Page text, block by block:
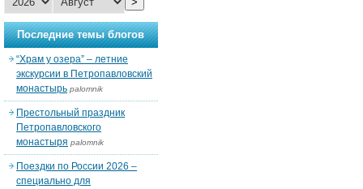
Последние темы блогов
“Храм у озера” – летние
экскурсии в Петропавловский
монастырь palomnik
Престольный праздник
Петропавловского
монастыря palomnik
Поездки по России 2026 –
специально для